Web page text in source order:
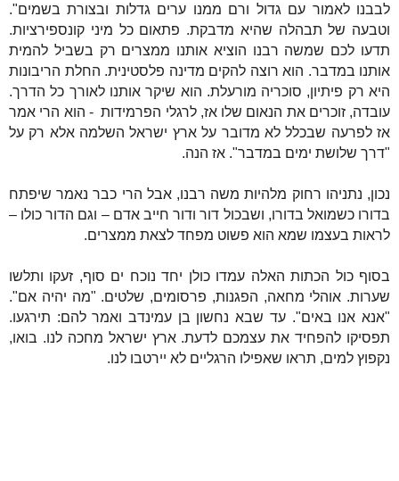
לבבנו לאמור עם גדול ורם ממנו ערים גדלות ובצורת בשמים".
וטבעה של תבהלה שהיא מדבקת. פתאום כל מיני קונספירציות.
תדעו לכם שמשה רבנו הוציא אותנו ממצרים רק בשביל להמית
אותנו במדבר. הוא רוצה להקים מדינה פלסטינית. החלת הריבונות
היא רק פיתיון, סוכריה מורעלת. הוא שיקר אותנו לאורך כל הדרך.
עובדה, זוכרים את הנאום שלו אז, לרגלי הפרמידות - הוא הרי אמר
אז לפרעה שבכלל לא מדובר על ארץ ישראל השלמה אלא רק על
"דרך שלושת ימים במדבר". אז הנה.
נכון, נתניהו רחוק מלהיות משה רבנו, אבל הרי כבר נאמר שיפתח
בדורו כשמואל בדורו, ושבכול דור ודור חייב אדם – וגם הדור כולו –
לראות בעצמו שמא הוא פשוט מפחד לצאת ממצרים.
בסוף כול הכתות האלה עמדו כולן יחד נוכח ים סוף, זעקו ותלשו
שערות. אוהלי מחאה, הפגנות, פרסומים, שלטים. "מה יהיה אם".
"אנא אנו באים". עד שבא נחשון בן עמינדב ואמר להם: תירגעו.
תפסיקו להפחיד את עצמכם לדעת. ארץ ישראל מחכה לנו. בואו,
נקפוץ למים, תראו שאפילו הרגליים לא יירטבו לנו.